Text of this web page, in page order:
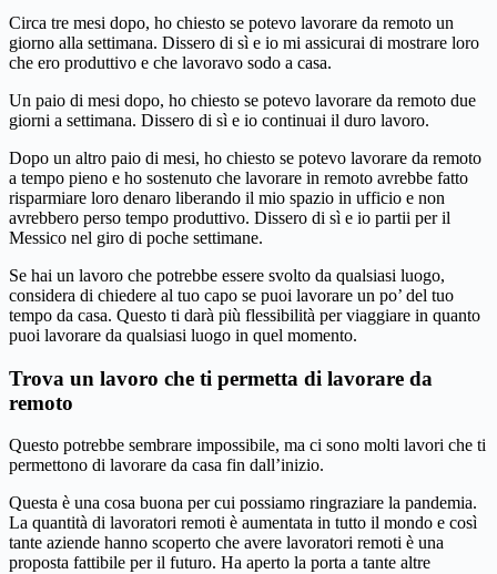
Circa tre mesi dopo, ho chiesto se potevo lavorare da remoto un
giorno alla settimana. Dissero di sì e io mi assicurai di mostrare loro
che ero produttivo e che lavoravo sodo a casa.
Un paio di mesi dopo, ho chiesto se potevo lavorare da remoto due
giorni a settimana. Dissero di sì e io continuai il duro lavoro.
Dopo un altro paio di mesi, ho chiesto se potevo lavorare da remoto
a tempo pieno e ho sostenuto che lavorare in remoto avrebbe fatto
risparmiare loro denaro liberando il mio spazio in ufficio e non
avrebbero perso tempo produttivo. Dissero di sì e io partii per il
Messico nel giro di poche settimane.
Se hai un lavoro che potrebbe essere svolto da qualsiasi luogo,
considera di chiedere al tuo capo se puoi lavorare un po’ del tuo
tempo da casa. Questo ti darà più flessibilità per viaggiare in quanto
puoi lavorare da qualsiasi luogo in quel momento.
Trova un lavoro che ti permetta di lavorare da
remoto
Questo potrebbe sembrare impossibile, ma ci sono molti lavori che ti
permettono di lavorare da casa fin dall’inizio.
Questa è una cosa buona per cui possiamo ringraziare la pandemia.
La quantità di lavoratori remoti è aumentata in tutto il mondo e così
tante aziende hanno scoperto che avere lavoratori remoti è una
proposta fattibile per il futuro. Ha aperto la porta a tante altre